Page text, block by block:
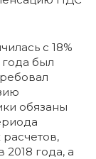
с 18%
был
обязаны
расчетов,
2018 года, а